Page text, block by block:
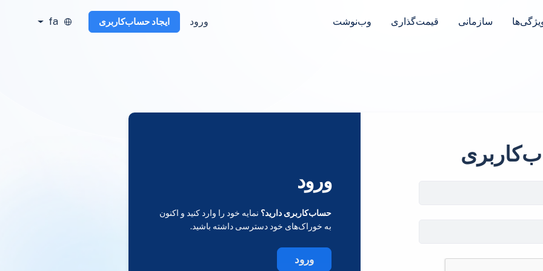
سازمانی قیمت‌گذاری وب‌نوشت ورود ایجاد حساب‌کاربری fa
ورود
حساب‌کاربری دارید؟ نمایه خود را وارد کنید و اکنون
به خوراک‌های خود دسترسی داشته باشید.
ورود